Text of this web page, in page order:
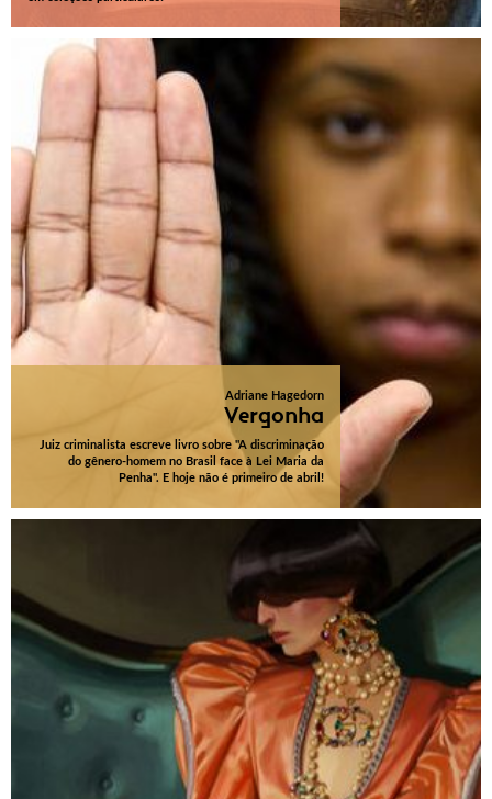
Adriane Hagedorn
Vergonha
Juiz criminalista escreve livro sobre "A discriminação
do gênero-homem no Brasil face à Lei Maria da
Penha". E hoje não é primeiro de abril!